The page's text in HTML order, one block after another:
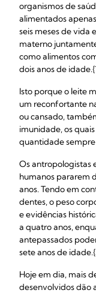
organismos de
alimentados
seis meses de vida
materno
como alimentos
dois anos de
Isto porque o leite
um reconfortante
ou cansado,
imunidade, os
quantidade
Os antropologistas
humanos pararem
anos. Tendo em
dentes, o peso
e evidências
a quatro anos,
antepassados
sete anos de
Hoje em dia, mais
desenvolvidos dão